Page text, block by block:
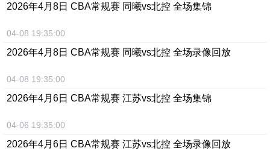
2026年4月8日 CBA常规赛 同曦vs北控 全场集锦
04-08 19:35:00
2026年4月8日 CBA常规赛 同曦vs北控 全场录像回放
04-08 19:35:00
2026年4月6日 CBA常规赛 江苏vs北控 全场集锦
04-06 19:35:00
2026年4月6日 CBA常规赛 江苏vs北控 全场录像回放